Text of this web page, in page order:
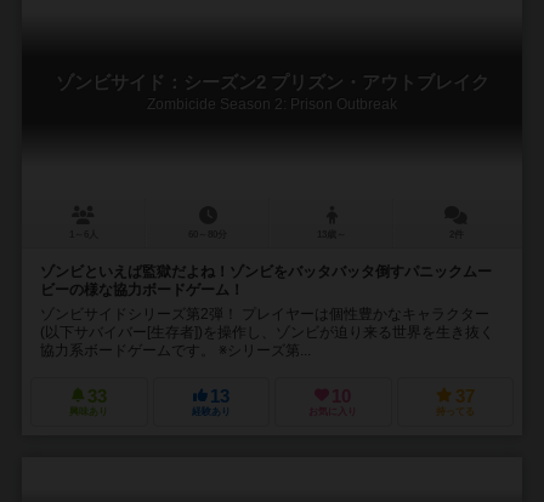
ゾンビサイド：シーズン2 プリズン・アウトブレイク
Zombicide Season 2: Prison Outbreak
ゾンビといえば監獄だよね！ゾンビをバッタバッタ倒すパニックムー
ビーの様な協力ボードゲーム！
ゾンビサイドシリーズ第2弾！ プレイヤーは個性豊かなキャラクター
(以下サバイバー[生存者])を操作し、ゾンビが迫り来る世界を生き抜く
協力系ボードゲームです。 ※シリーズ第...
33
興味あり
13
経験あり
10
お気に入り
37
持ってる